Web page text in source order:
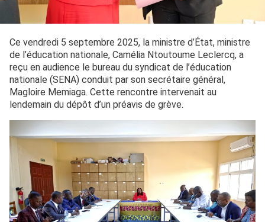
Ce vendredi 5 septembre 2025, la ministre d’État, ministre
de l’éducation nationale, Camélia Ntoutoume Leclercq, a
reçu en audience le bureau du syndicat de l’éducation
nationale (SENA) conduit par son secrétaire général,
Magloire Memiaga. Cette rencontre intervenait au
lendemain du dépôt d’un préavis de grève.